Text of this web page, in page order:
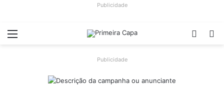
Publicidade
Menu
Publicidade